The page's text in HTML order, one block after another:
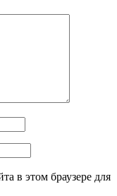
в этом браузере для